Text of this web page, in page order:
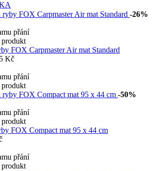
-26%
přání
produkt
FOX Carpmaster Air mat Standard
Kč
přání
produkt
-50%
přání
produkt
FOX Compact mat 95 x 44 cm
přání
produkt